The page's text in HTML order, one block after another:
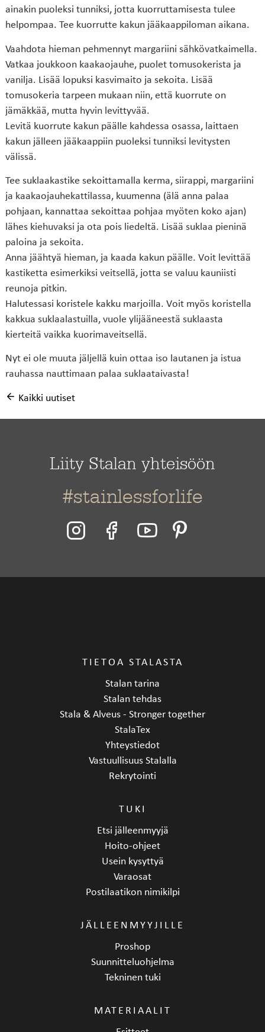
ainakin puoleksi tunniksi, jotta kuorruttamisesta tulee
helpompaa. Tee kuorrutte kakun jääkaappiloman aikana.
Vaahdota hieman pehmennyt margariini sähkövatkaimella.
Vatkaa joukkoon kaakaojauhe, puolet tomusokerista ja
vanilja. Lisää lopuksi kasvimaito ja sekoita. Lisää
tomusokeria tarpeen mukaan niin, että kuorrute on
jämäkkää, mutta hyvin levittyvää.
Levitä kuorrute kakun päälle kahdessa osassa, laittaen
kakun jälleen jääkaappiin puoleksi tunniksi levitysten
välissä.
Tee suklaakastike sekoittamalla kerma, siirappi, margariini
ja kaakaojauhekattilassa, kuumenna (älä anna palaa
pohjaan, kannattaa sekoittaa pohjaa myöten koko ajan)
lähes kiehuvaksi ja ota pois liedeltä. Lisää suklaa pieninä
paloina ja sekoita.
Anna jäähtyä hieman, ja kaada kakun päälle. Voit levittää
kastiketta esimerkiksi veitsellä, jotta se valuu kauniisti
reunoja pitkin.
Halutessasi koristele kakku marjoilla. Voit myös koristella
kakkua suklaalastuilla, vuole ylijääneestä suklaasta
kierteitä vaikka kuorimaveitsellä.
Nyt ei ole muuta jäljellä kuin ottaa iso lautanen ja istua
rauhassa nauttimaan palaa suklaataivasta!
Kaikki uutiset
Liity Stalan yhteisöön
#stainlessforlife
TIETOA STALASTA
Stalan tarina
Stalan tehdas
Stala & Alveus - Stronger together
StalaTex
Yhteystiedot
Vastuullisuus Stalalla
Rekrytointi
TUKI
Etsi jälleenmyyjä
Hoito-ohjeet
Usein kysyttyä
Varaosat
Postilaatikon nimikilpi
JÄLLEENMYYJILLE
Proshop
Suunnitteluohjelma
Tekninen tuki
MATERIAALIT